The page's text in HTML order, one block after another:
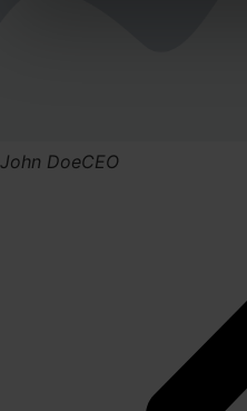
John DoeCEO